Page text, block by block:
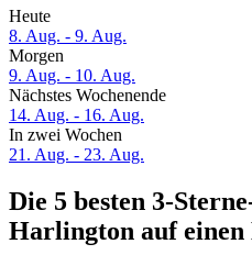
Heute
8. Aug. - 9. Aug.
Morgen
9. Aug. - 10. Aug.
Nächstes Wochenende
14. Aug. - 16. Aug.
In zwei Wochen
21. Aug. - 23. Aug.
Die 5 besten 3-
Harlington auf